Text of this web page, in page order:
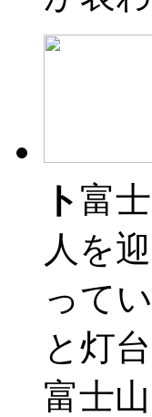
ト 富
人を
って
と灯
富士